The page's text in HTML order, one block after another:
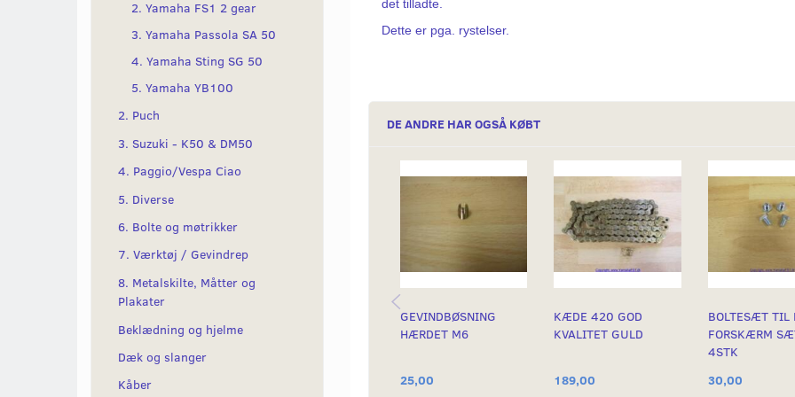
2. Yamaha FS1 2 gear
3. Yamaha Passola SA 50
4. Yamaha Sting SG 50
5. Yamaha YB100
2. Puch
3. Suzuki - K50 & DM50
4. Paggio/Vespa Ciao
5. Diverse
6. Bolte og møtrikker
7. Værktøj / Gevindrep
8. Metalskilte, Måtter og
Plakater
Beklædning og hjelme
Dæk og slanger
Kåber
det tilladte.
Dette er pga. rystelser.
DE ANDRE HAR OGSÅ KØBT
GEVINDBØSNING
HÆRDET M6
25,00
KÆDE 420 GOD
KVALITET GULD
189,00
BOLTESÆT TIL
FORSKÆRM
4STK
30,00